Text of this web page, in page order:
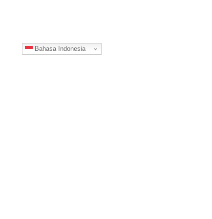
Bahasa Indonesia